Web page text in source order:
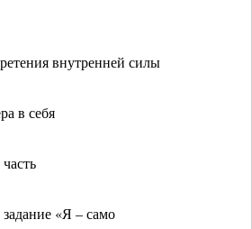
внутренней силы
в себя
«Я – само